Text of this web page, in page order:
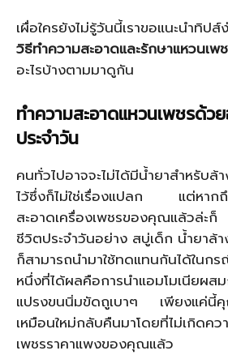
เผื่อใครยังไม่รู้วันนี้เราขอแนะนำทิ
วิธีทำความสะอาดและรักษาแหวนเพ
อะไรบ้างตามมาดูกัน
ทำความสะอาดแหวนเพชรด้
ประจำวัน
คนทั่วไปอาจจะไม่ได้มีน้ำยาสำหรับล้
ไว้ซึ่งก็ไม่ใช่เรื่องแปลก แต่หากถึ
สะอาดเครื่องเพชรของคุณแล้วล่
ชีวิตประจำวันอย่าง สบู่เด็ก น้ำยาล้
ก็สามารถนำมาใช้ทดแทนกันได้ใน
หนึ่งที่ได้ผลคือการนำแอมโมเนียผ
แปรงขนนิ่มขัดถูเบาๆ เพียงแค่นี้คุ
เหมือนใหม่กลับคืนมาโดยที่ไม่เกิดค
เพชรราคาแพงของคุณแล้ว